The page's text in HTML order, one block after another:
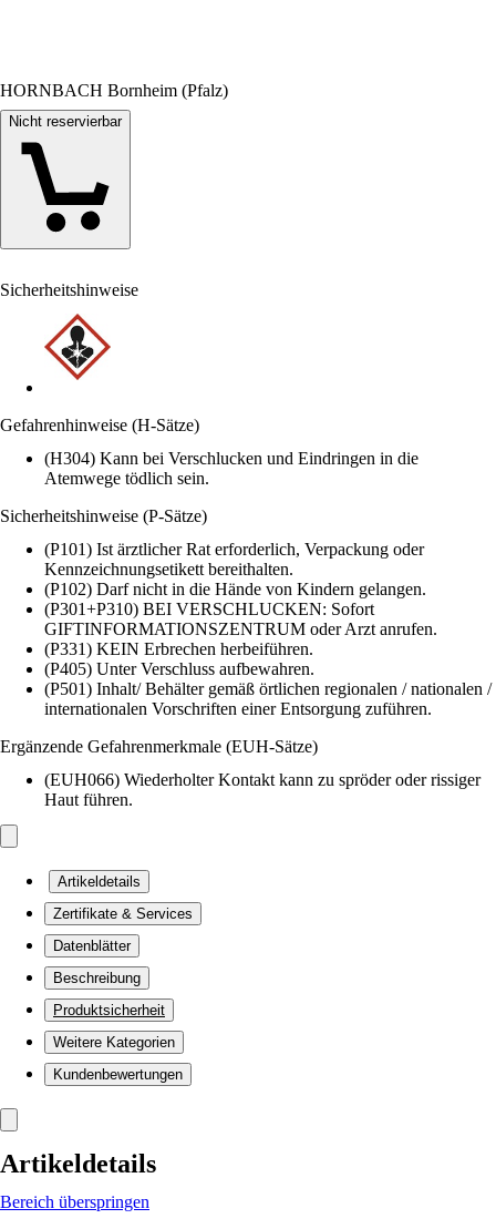
HORNBACH Bornheim (Pfalz)
Nicht reservierbar
Sicherheitshinweise
Gefahrenhinweise (H-Sätze)
(H304) Kann bei Verschlucken und Eindringen in die
Atemwege tödlich sein.
Sicherheitshinweise (P-Sätze)
(P101) Ist ärztlicher Rat erforderlich, Verpackung oder
Kennzeichnungsetikett bereithalten.
(P102) Darf nicht in die Hände von Kindern gelangen.
(P301+P310) BEI VERSCHLUCKEN: Sofort
GIFTINFORMATIONSZENTRUM oder Arzt anrufen.
(P331) KEIN Erbrechen herbeiführen.
(P405) Unter Verschluss aufbewahren.
(P501) Inhalt/ Behälter gemäß örtlichen regionalen / nationalen /
internationalen Vorschriften einer Entsorgung zuführen.
Ergänzende Gefahrenmerkmale (EUH-Sätze)
(EUH066) Wiederholter Kontakt kann zu spröder oder rissiger
Haut führen.
Artikeldetails
Zertifikate & Services
Datenblätter
Beschreibung
Produktsicherheit
Weitere Kategorien
Kundenbewertungen
Artikeldetails
Bereich überspringen